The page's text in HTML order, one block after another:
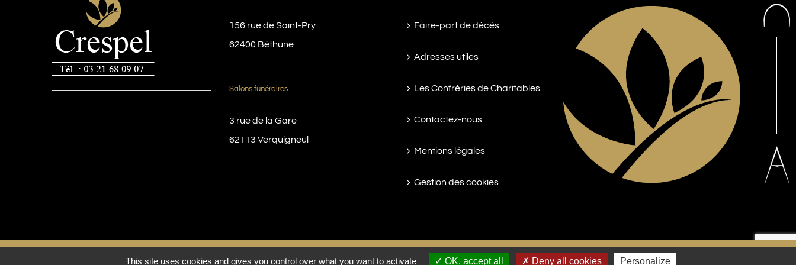
156 rue de Saint-Pry
62400 Béthune
Salons funéraires
3 rue de la Gare
62113 Verquigneul
Faire-part de décès
Adresses utiles
Les Confréries de Charitables
Contactez-nous
Mentions légales
Gestion des cookies
2026 | Pompes funèbres Crespel
This site uses cookies and gives you control over what you want to activate OK, accept all Deny all cookies Personalize